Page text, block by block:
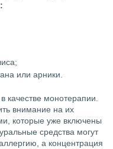
или арники.
качестве монотерапии.
внимание на их
которые уже включены
средства могут
а концентрация